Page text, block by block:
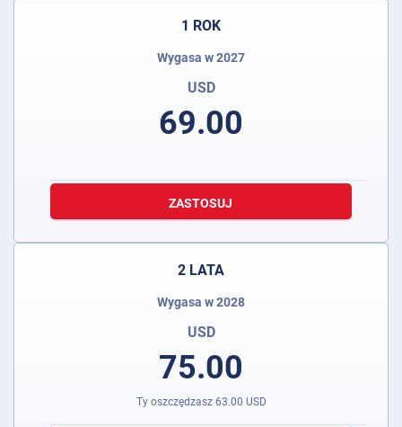
1 ROK
Wygasa w 2027
USD
69.00
ZASTOSUJ
2 LATA
Wygasa w 2028
USD
75.00
Ty oszczędzasz 63.00 USD